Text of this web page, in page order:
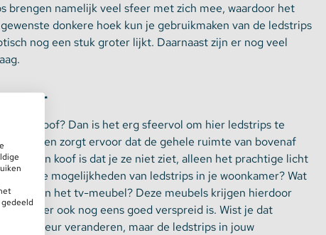
brengen namelijk veel sfeer met zich mee, waardoor het
donkere hoek kun je gebruikmaken van de ledstrips
nog een stuk groter lijkt. Daarnaast zijn er nog veel
met koof? Dan is het erg sfeervol om hier ledstrips te
en zorgt ervoor dat de gehele ruimte van bovenaf
in een koof is dat je ze niet ziet, alleen het prachtige licht
andere mogelijkheden van ledstrips in je woonkamer? Wat
in het tv-meubel? Deze meubels krijgen hierdoor
ook nog eens goed verspreid is. Wist je dat
interieur veranderen, maar de ledstrips in jouw